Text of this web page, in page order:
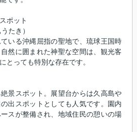
ポット
たき）
いる沖縄屈指の聖地で、琉球王国時
然に囲まれた神聖な空間は、観光客
とっても特別な存在です。
景スポット。展望台からは久高島や
出スポットとしても人気です。園内
スが整備され、地域住民の憩いの場